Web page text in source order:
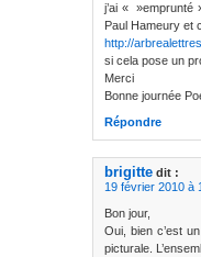
j’ai « »emprunté
Paul Hameury et
http://
si cela pose un
Merci
Bonne journée
Répondre
brigitte dit :
19 février 2010 à
Bon jour,
Oui, bien c’est
picturale.